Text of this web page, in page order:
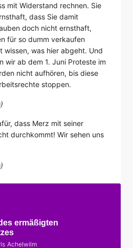
mit Widerstand rechnen. Sie
dass Sie damit
doch nicht ernsthaft,
für so dumm verkaufen
wissen, was hier abgeht. Und
wir ab dem 1. Juni Proteste im
nicht aufhören, bis diese
stoppen.
dass Merz mit seiner
durchkommt! Wir sehen uns
ermäßigten
Achelwilm